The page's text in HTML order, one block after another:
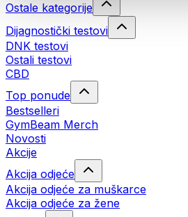
Ostale kategorije
Dijagnostički testovi
DNK testovi
Ostali testovi
CBD
Top ponude
Bestselleri
GymBeam Merch
Novosti
Akcije
Akcija odjeće
Akcija odjeće za muškarce
Akcija odjeće za žene